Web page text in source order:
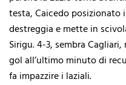
testa, Caicedo posizionato
destreggia e mette in
Sirigu. 4-3, sembra
gol all’ultimo minuto di
fa impazzire i laziali.